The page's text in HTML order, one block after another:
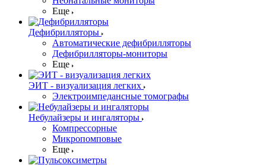
Еще
Дефибрилляторы
Автоматические дефибрилляторы
Дефибрилляторы-мониторы
Еще
ЭИТ - визуализация легких
Электроимпедансные томографы
Небулайзеры и ингаляторы
Компрессорные
Микропомповые
Еще